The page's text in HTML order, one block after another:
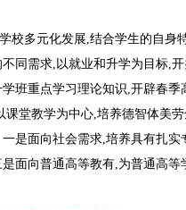
校多元化发展,结合学生的自身
同需求,以就业和升学为目标,
班重点学习理论知识,开辟春
课堂教学为中心,培养德智体美
是面向社会需求,培养具有扎
面向普通高等教有,为普通高等